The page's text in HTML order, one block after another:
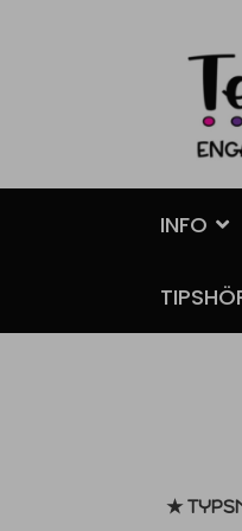
Hoppa
Gå
innehåll
INFO
★